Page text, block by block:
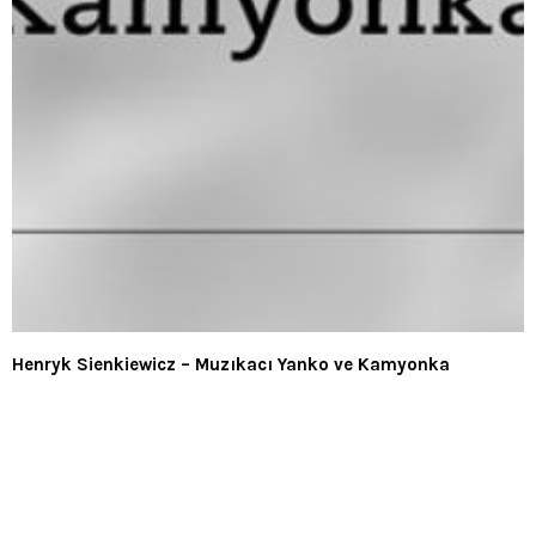
Henryk Sienkiewicz – Muzıkacı Yanko ve Kamyonka